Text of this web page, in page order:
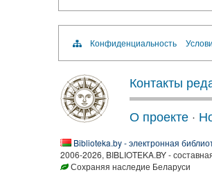
Конфиденциальность
Контакты
О проекте ·
Biblioteka.by - электронная
2006-2026, BIBLIOTEKA.BY -
Сохраняя наследие Беларуси